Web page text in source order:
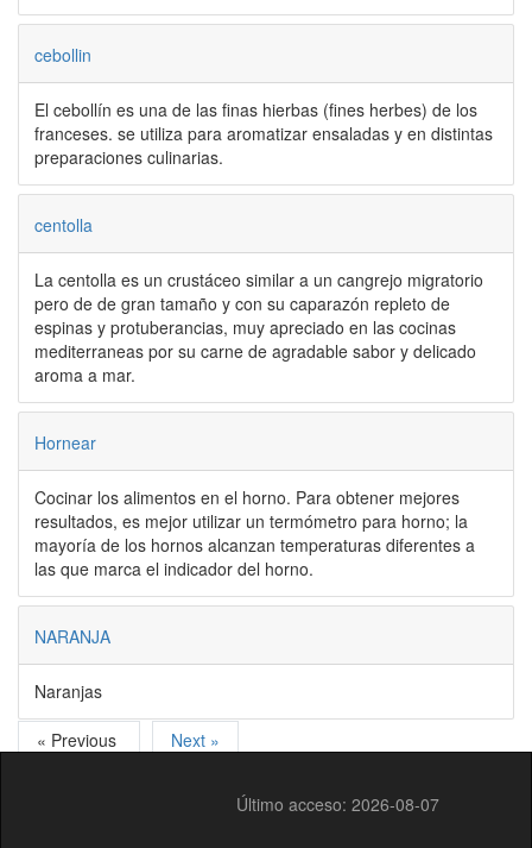
cebollin
El cebollín es una de las finas hierbas (fines herbes) de los
franceses. se utiliza para aromatizar ensaladas y en distintas
preparaciones culinarias.
centolla
La centolla es un crustáceo similar a un cangrejo migratorio
pero de de gran tamaño y con su caparazón repleto de
espinas y protuberancias, muy apreciado en las cocinas
mediterraneas por su carne de agradable sabor y delicado
aroma a mar.
Hornear
Cocinar los alimentos en el horno. Para obtener mejores
resultados, es mejor utilizar un termómetro para horno; la
mayoría de los hornos alcanzan temperaturas diferentes a
las que marca el indicador del horno.
NARANJA
Naranjas
« Previous Next »
Último acceso: 2026-08-07